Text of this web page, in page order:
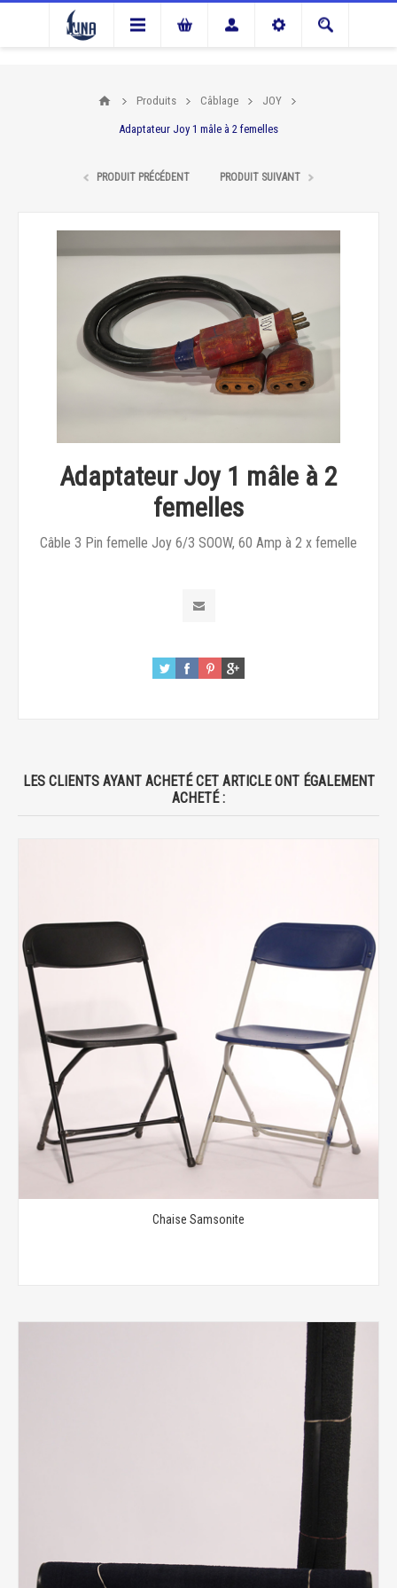
Produits Câblage JOY
Adaptateur Joy 1 mâle à 2 femelles
PRODUIT PRÉCÉDENT PRODUIT SUIVANT
Adaptateur Joy 1 mâle à 2
femelles
Câble 3 Pin femelle Joy 6/3 SOOW, 60 Amp à 2 x femelle
LES CLIENTS AYANT ACHETÉ CET ARTICLE ONT ÉGALEMENT
ACHETÉ :
Chaise Samsonite